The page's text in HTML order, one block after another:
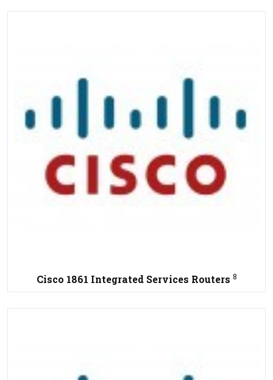
Cisco 1861 Integrated Services Routers 8